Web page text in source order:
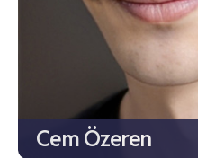
Cem Özeren